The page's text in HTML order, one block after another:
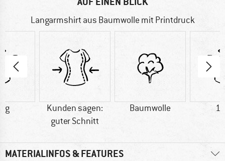
Langarmshirt aus Baumwolle mit Printdruck
g
Kunden sagen:
guter Schnitt
Baumwolle
MATERIALINFOS & FEATURES